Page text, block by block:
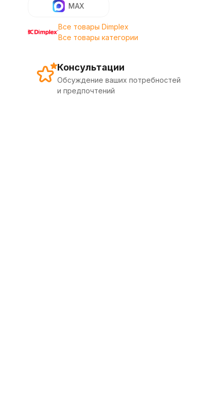
MAX
Все товары Dimplex
Все товары категории
Консультации
Обсуждение ваших потребностей
и предпочтений